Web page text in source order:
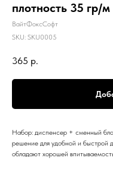
плотность 35 гр/м
ВайтФоксСофт
SKU: SKU0005
365 р.
Набор: диспенсер + сменный
решение для удобной и быстрой
обладают хорошей